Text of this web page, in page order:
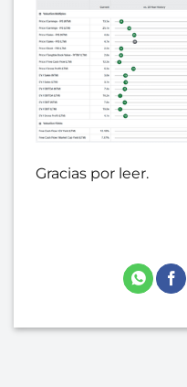
Gracias por leer.